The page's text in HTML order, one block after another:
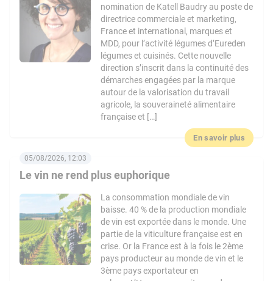
nomination de Katell Baudry au poste de
directrice commerciale et marketing,
France et international, marques et
MDD, pour l’activité légumes d’Eureden
légumes et cuisinés. Cette nouvelle
direction s’inscrit dans la continuité des
démarches engagées par la marque
autour de la valorisation du travail
agricole, la souveraineté alimentaire
française et […]
En savoir plus
Le vin ne rend plus euphorique
05/08/2026, 12:03
La consommation mondiale de vin
baisse. 40 % de la production mondiale
de vin est exportée dans le monde. Une
partie de la viticulture française est en
crise. Or la France est à la fois le 2ème
pays producteur au monde de vin et le
3ème pays exportateur en